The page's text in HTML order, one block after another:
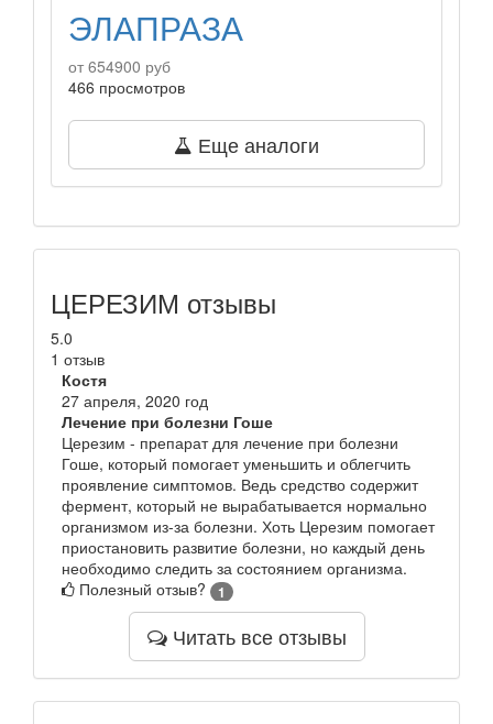
ЭЛАПРАЗА
от 654900 руб
466 просмотров
Еще аналоги
ЦЕРЕЗИМ отзывы
5.0
1 отзыв
Костя
27 апреля, 2020 год
Лечение при болезни Гоше
Церезим - препарат для лечение при болезни
Гоше, который помогает уменьшить и облегчить
проявление симптомов. Ведь средство содержит
фермент, который не вырабатывается нормально
организмом из-за болезни. Хоть Церезим помогает
приостановить развитие болезни, но каждый день
необходимо следить за состоянием организма.
Полезный отзыв?
1
Читать все отзывы